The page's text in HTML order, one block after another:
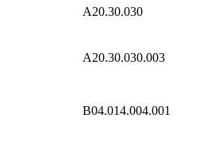
A20.30.030
A20.30.030.003
B04.014.004.001